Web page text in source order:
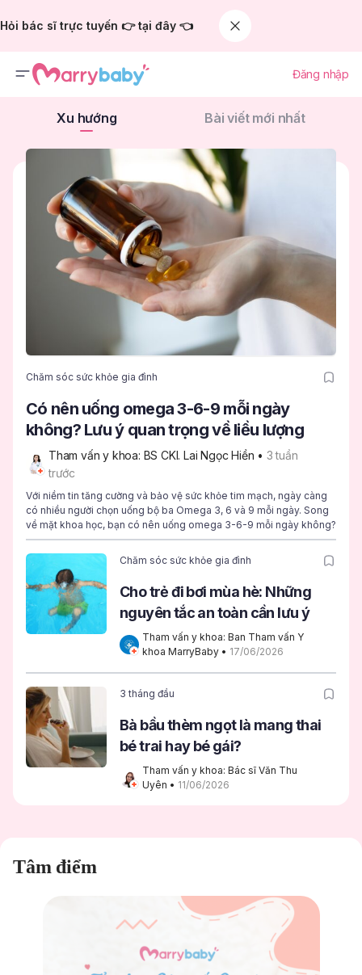
Hỏi bác sĩ trực tuyến 👉 tại đây 👈
Đăng nhập
Xu hướng Bài viết mới nhất
Chăm sóc sức khỏe gia đình
Có nên uống omega 3-6-9 mỗi ngày
không? Lưu ý quan trọng về liều lượng
Tham vấn y khoa: BS CKI. Lai Ngọc Hiền • 3 tuần
trước
Với niềm tin tăng cường và bảo vệ sức khỏe tim mạch, ngày càng
có nhiều người chọn uống bộ ba Omega 3, 6 và 9 mỗi ngày. Song
về mặt khoa học, bạn có nên uống omega 3-6-9 mỗi ngày không?
Chăm sóc sức khỏe gia đình
Cho trẻ đi bơi mùa hè: Những
nguyên tắc an toàn cần lưu ý
Tham vấn y khoa: Ban Tham vấn Y
khoa MarryBaby • 17/06/2026
3 tháng đầu
Bà bầu thèm ngọt là mang thai
bé trai hay bé gái?
Tham vấn y khoa: Bác sĩ Văn Thu
Uyên • 11/06/2026
Tâm điểm